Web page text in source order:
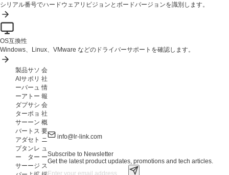
シリアル番号でハードウェアリビジョンとボードバージョンを識別します。
OS互換性
Windows、Linux、VMware などのドライバーサポートを確認します。
製品
AIサ
ーバ
ーア
ダプ
ター
サー
バー
アダ
プタ
ー
サー
サ
ポ
ー
ト
サ
ポ
ー
ト
セ
ン
タ
ー
ソ
リ
ュ
ー
シ
ョ
ン
ス
ト
レ
ー
ジ
会
社
情
報
会
社
概
要
ニ
ュ
ー
ス
info@lr-link.com
Subscribe to Newsletter
Get the latest product updates, promotions and tech articles.